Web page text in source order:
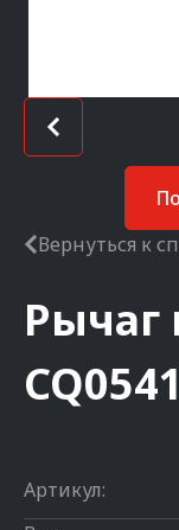
Вернуться к
Рычаг
Артикул: